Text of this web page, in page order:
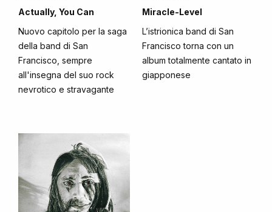
Actually, You Can
Nuovo capitolo per la saga
della band di San
Francisco, sempre
all'insegna del suo rock
nevrotico e stravagante
Miracle-Level
L’istrionica band di San
Francisco torna con un
album totalmente cantato in
giapponese